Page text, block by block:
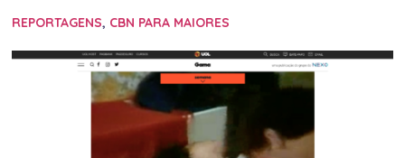
REPORTAGENS, CBN PARA MAIORES